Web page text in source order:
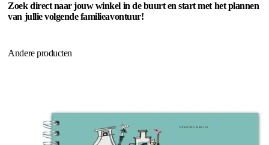
Zoek direct naar jouw winkel in de buurt en start met het plannen
van jullie volgende familieavontuur!
Andere producten